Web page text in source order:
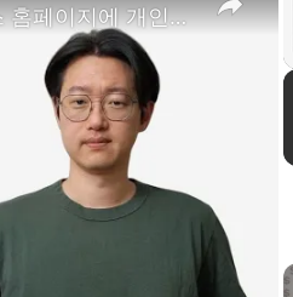
[애드센스 신청 전 필수!] 워드프레스 홈페이지에 개인정보처리방침, 이용약관 만들기 (feat. 푸터 설정)